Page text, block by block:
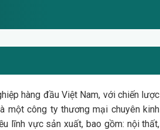
hàng đầu Việt Nam, với chiến lược
một công ty thương mại chuyên kinh
lĩnh vực sản xuất, bao gồm: nội thất,